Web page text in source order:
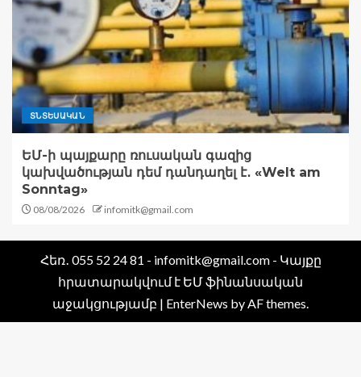
ՏՆՏԵՍԱԿԱՆ
ԵՄ-ի պայքարը ռուսական գազից
կախվածության դեմ դանդաղել է․ «Welt am
Sonntag»
08/08/2026 infomitk@gmail.com
Հեռ․ 055 52 24 81 - infomitk@gmail.com - Կայքը
հրատարակվում է ԵՄ ֆինանսական
աջակցությամբ | EnterNews by AF themes.